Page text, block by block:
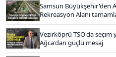
Samsun Büyükşehir'den
Rekreasyon Alanı
Vezirköprü TSO'da seçim
Ağca'dan güçlü mesaj